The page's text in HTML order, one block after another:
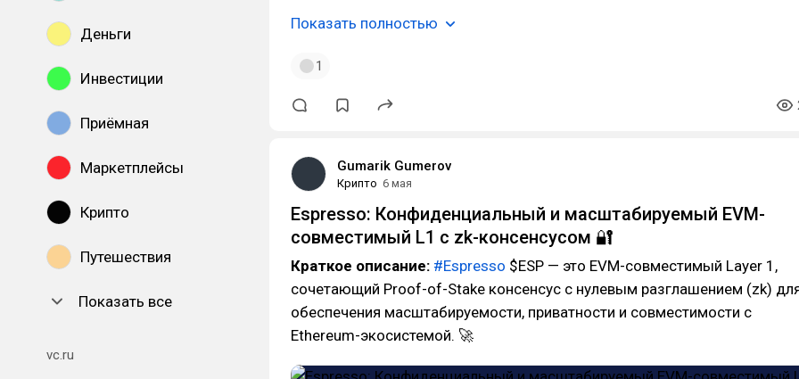
Деньги
Инвестиции
Приёмная
Маркетплейсы
Крипто
Путешествия
Показать все
vc.ru
Показать полностью
1
Gumarik Gumerov
Крипто 6 мая
Espresso: Конфиденциальный и масштабируемый EVM-
совместимый L1 с zk-консенсусом 🔐
Краткое описание: #Espresso $ESP — это EVM-совместимый Layer 1,
сочетающий Proof-of-Stake консенсус с нулевым разглашением (zk)
обеспечения масштабируемости, приватности и совместимости с
Ethereum-экосистемой. 🚀